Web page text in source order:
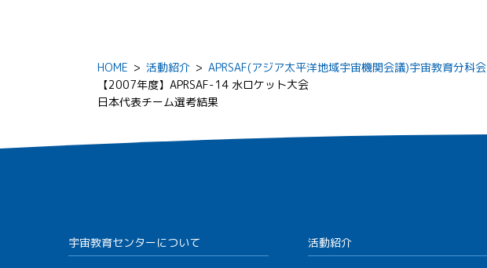
HOME > 活動紹介 > APRSAF(アジア太平洋地域宇宙機関会議)宇宙教育分科会
【2007年度】APRSAF-14 水ロケット大会
日本代表チーム選考結果
宇宙教育センターについて 活動紹介